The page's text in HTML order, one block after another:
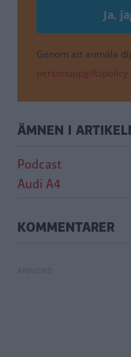
Genom att anmäla
personuppgiftspolicy.
ÄMNEN I
Podcast
Audi A4
KOMMENTARER